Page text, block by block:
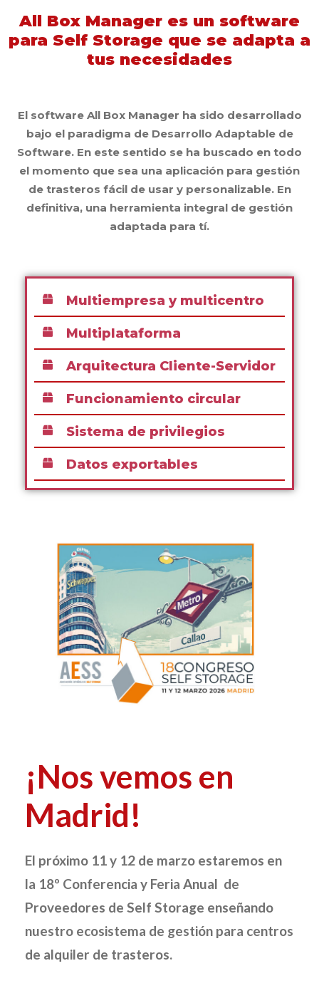
All Box Manager es un software
para Self Storage que se adapta a
tus necesidades
El software All Box Manager ha sido desarrollado
bajo el paradigma de Desarrollo Adaptable de
Software. En este sentido se ha buscado en todo
el momento que sea una aplicación para gestión
de trasteros fácil de usar y personalizable. En
definitiva, una herramienta integral de gestión
adaptada para tí.
Multiempresa y multicentro
Multiplataforma
Arquitectura Cliente-Servidor
Funcionamiento circular
Sistema de privilegios
Datos exportables
¡Nos vemos en
Madrid!
El próximo 11 y 12 de marzo estaremos en
la 18º Conferencia y Feria Anual de
Proveedores de Self Storage enseñando
nuestro ecosistema de gestión para centros
de alquiler de trasteros.